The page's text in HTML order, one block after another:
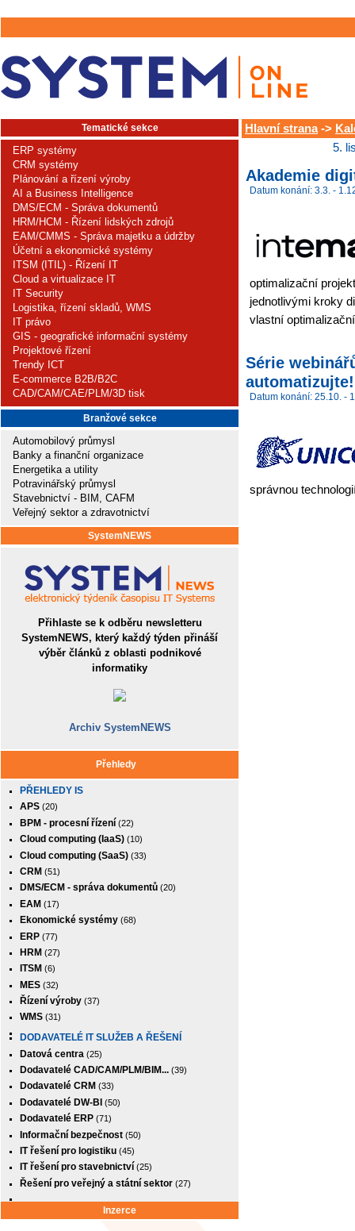
Tematické sekce
ERP systémy
CRM systémy
Plánování a řízení výroby
AI a Business Intelligence
DMS/ECM - Správa dokumentů
HRM/HCM - Řízení lidských zdrojů
EAM/CMMS - Správa majetku a údržby
Účetní a ekonomické systémy
ITSM (ITIL) - Řízení IT
Cloud a virtualizace IT
IT Security
Logistika, řízení skladů, WMS
IT právo
GIS - geografické informační systémy
Projektové řízení
Trendy ICT
E-commerce B2B/B2C
CAD/CAM/CAE/PLM/3D tisk
Branžové sekce
Automobilový průmysl
Banky a finanční organizace
Energetika a utility
Potravinářský průmysl
Stavebnictví - BIM, CAFM
Veřejný sektor a zdravotnictví
SystemNEWS
Přihlaste se k odběru newsletteru
SystemNEWS, který každý týden přináší
výběr článků z oblasti podnikové
informatiky
Archiv SystemNEWS
Přehledy
PŘEHLEDY IS
APS (20)
BPM - procesní řízení (22)
Cloud computing (IaaS) (10)
Cloud computing (SaaS) (33)
CRM (51)
DMS/ECM - správa dokumentů (20)
EAM (17)
Ekonomické systémy (68)
ERP (77)
HRM (27)
ITSM (6)
MES (32)
Řízení výroby (37)
WMS (31)
DODAVATELÉ IT SLUŽEB A ŘEŠENÍ
Datová centra (25)
Dodavatelé CAD/CAM/PLM/BIM... (39)
Dodavatelé CRM (33)
Dodavatelé DW-BI (50)
Dodavatelé ERP (71)
Informační bezpečnost (50)
IT řešení pro logistiku (45)
IT řešení pro stavebnictví (25)
Řešení pro veřejný a státní sektor (27)
Inzerce
Hlavní strana->
5.
Akademie
Datum konání: 3.3. -
optimalizační
jednotlivými kroky
vlastní
Série
Datum konání: 25.10. -
správnou